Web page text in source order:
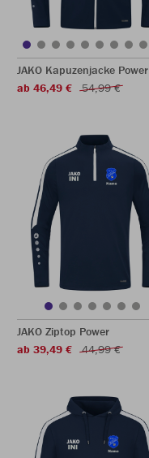
JAKO Kapuzenjacke Power
ab 46,49 €
54,99 €
JAKO Ziptop Power
ab 39,49 €
44,99 €